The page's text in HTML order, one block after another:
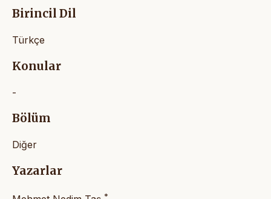
Birincil Dil
Türkçe
Konular
-
Bölüm
Diğer
Yazarlar
*